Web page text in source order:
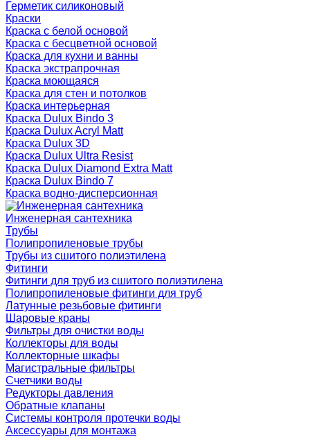
Герметик силиконовый
Краски
Краска с белой основой
Краска с бесцветной основой
Краска для кухни и ванны
Краска экстрапрочная
Краска моющаяся
Краска для стен и потолков
Краска интерьерная
Краска Dulux Bindo 3
Краска Dulux Acryl Matt
Краска Dulux 3D
Краска Dulux Ultra Resist
Краска Dulux Diamond Extra Matt
Краска Dulux Bindo 7
Краска водно-дисперсионная
Инженерная сантехника
Трубы
Полипропиленовые трубы
Трубы из сшитого полиэтилена
Фитинги
Фитинги для труб из сшитого полиэтилена
Полипропиленовые фитинги для труб
Латунные резьбовые фитинги
Шаровые краны
Фильтры для очистки воды
Коллекторы для воды
Коллекторные шкафы
Магистральные фильтры
Счетчики воды
Редукторы давления
Обратные клапаны
Системы контроля протечки воды
Аксессуары для монтажа